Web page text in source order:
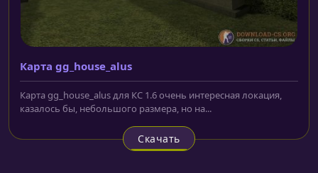
Карта gg_house_alus
Карта gg_house_alus для КС 1.6 очень интересная локация,
казалось бы, небольшого размера, но на...
Скачать